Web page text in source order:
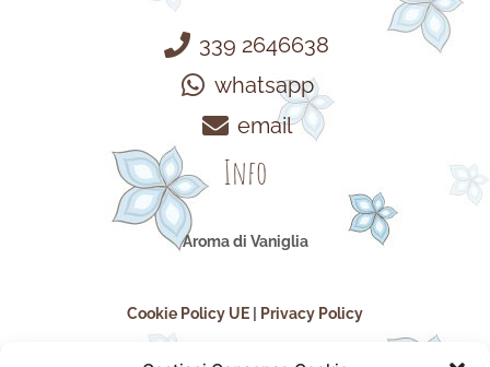
339 2646638
whatsapp
email
Info
Aroma di Vaniglia
Cookie Policy UE Privacy Policy